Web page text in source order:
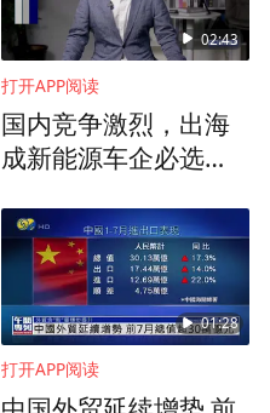
02:43
打开APP阅读
国内竞争激烈，出海
成新能源车企必选
01:28
打开APP阅读